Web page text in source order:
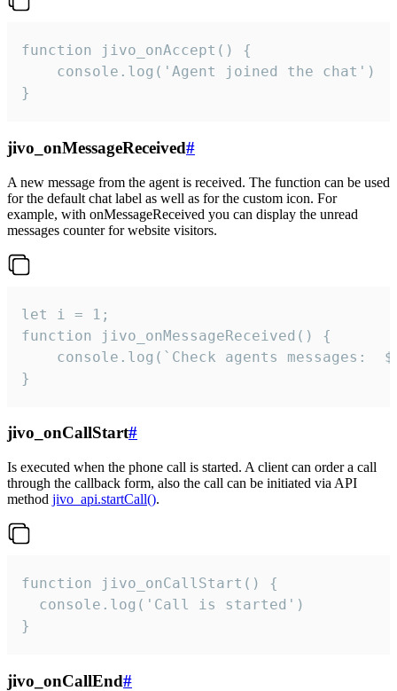
function jivo_onAccept() {
}
jivo_onMessageReceived#
A new message from the agent is received. The function can be used
for the default chat label as well as for the custom icon. For
example, with onMessageReceived you can display the unread
messages counter for website visitors.
let i = 1;
function jivo_onMessageReceived() {
}
jivo_onCallStart#
Is executed when the phone call is started. A client can order a call
through the callback form, also the call can be initiated via API
method jivo_api.startCall().
function jivo_onCallStart() {
  console.log('Call is started')
}
jivo_onCallEnd#